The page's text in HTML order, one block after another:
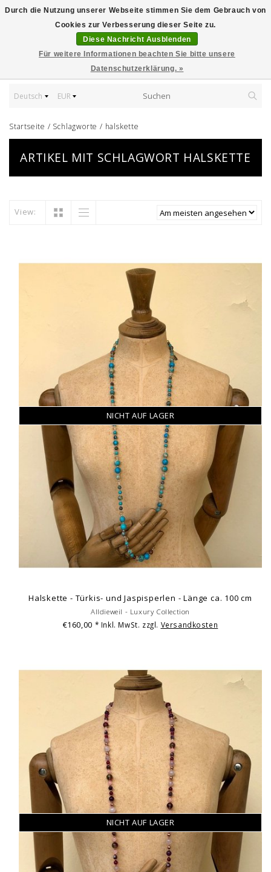
Deutsch EUR
Startseite / Schlagworte / halskette
ARTIKEL MIT SCHLAGWORT HALSKETTE
View:
NICHT AUF LAGER
Halskette - Türkis- und Jaspisperlen - Länge ca. 100 cm
Alldieweil - Luxury Collection
€160,00 * Inkl. MwSt. zzgl. Versandkosten
NICHT AUF LAGER
Durch die Nutzung unserer Webseite stimmen Sie dem Gebrauch von
Cookies zur Verbesserung dieser Seite zu.
Diese Nachricht Ausblenden
Für weitere Informationen beachten Sie bitte unsere
Datenschutzerklärung. »